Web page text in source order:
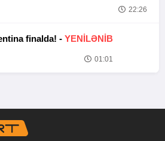
22:26
finalda! - YENİLƏNİB
01:01